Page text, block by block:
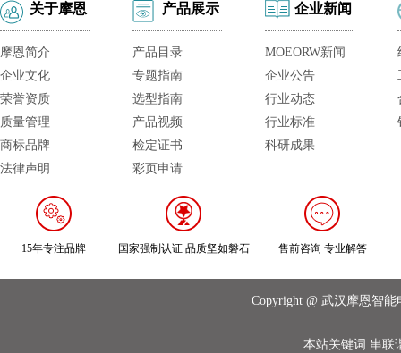
关于摩恩
摩恩简介
企业文化
荣誉资质
质量管理
商标品牌
法律声明
产品展示
产品目录
专题指南
选型指南
产品视频
检定证书
彩页申请
企业新闻
MOEORW新闻
企业公告
行业动态
行业标准
科研成果
15年专注品牌 国家强制认证 品质坚如磐石 售前咨询 专业解答
Copyright @ 武汉摩恩智
本站关键词 串联